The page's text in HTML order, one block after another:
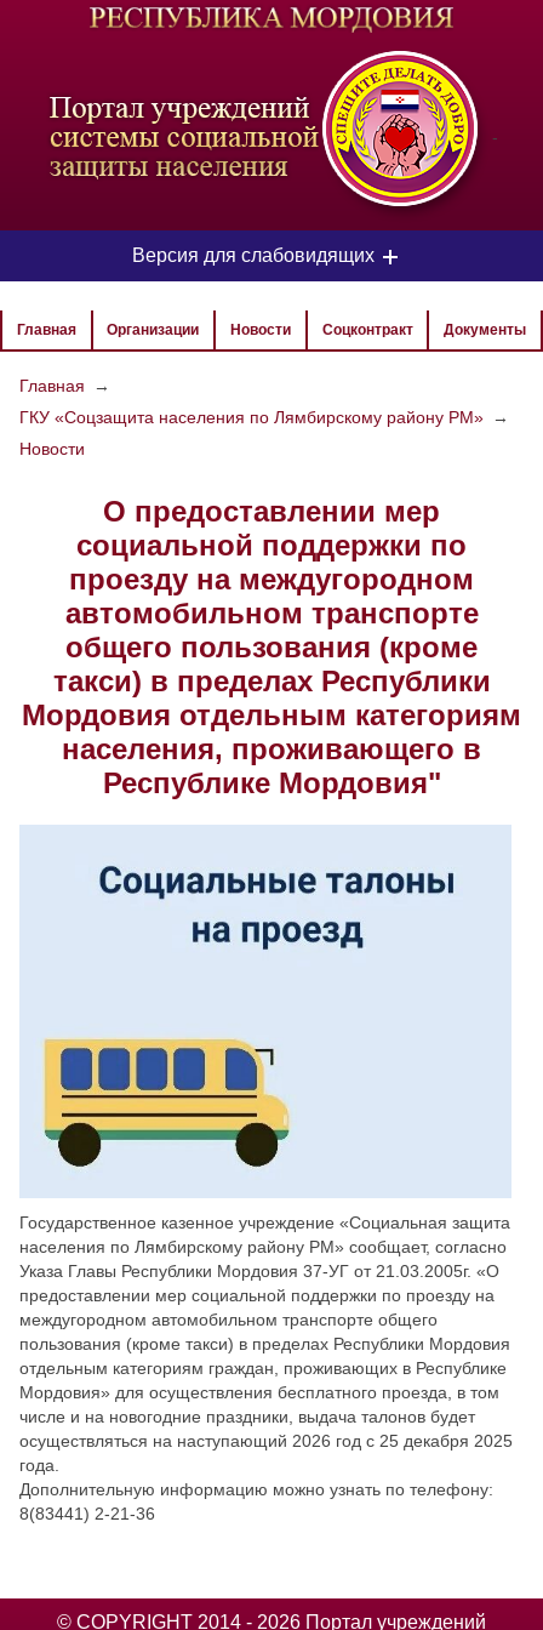
-
Версия для слабовидящих
ЦВЕТОВАЯ СХЕМА
РАЗМЕР ТЕКСТА
Скрыть Ч/б
Настройки по умолчанию
Главная Организации Новости Соцконтракт Документы
Главная
→
ГКУ «Соцзащита населения по Лямбирскому району РМ» →
Новости
О предоставлении мер
социальной поддержки по
проезду на междугородном
автомобильном транспорте
общего пользования (кроме
такси) в пределах Республики
Мордовия отдельным категориям
населения, проживающего в
Республике Мордовия"
Государственное казенное учреждение «Социальная защита
населения по Лямбирскому району РМ» сообщает, согласно
Указа Главы Республики Мордовия 37-УГ от 21.03.2005г. «О
предоставлении мер социальной поддержки по проезду на
междугородном автомобильном транспорте общего
пользования (кроме такси) в пределах Республики Мордовия
отдельным категориям граждан, проживающих в Республике
Мордовия» для осуществления бесплатного проезда, в том
числе и на новогодние праздники, выдача талонов будет
осуществляться на наступающий 2026 год с 25 декабря 2025
года.
Дополнительную информацию можно узнать по телефону:
8(83441) 2-21-36
© COPYRIGHT 2014 - 2026 Портал учреждений